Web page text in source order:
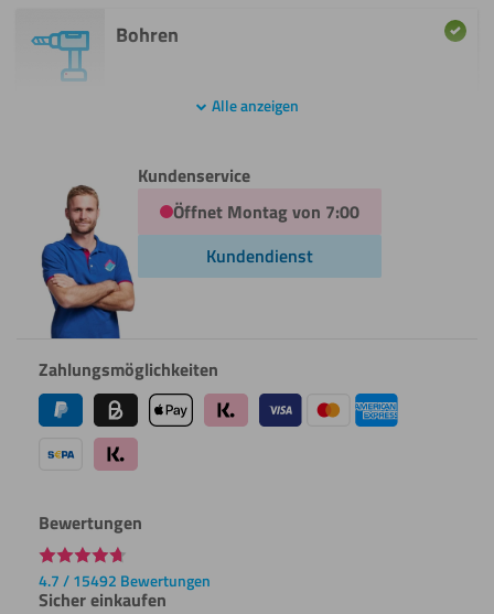
Schneiden
Schweißen
Umdrehen
schneiden
Weitere Informationen
Weitere Informationen
Biegen
(kalt)
Biegen
(warm)
Gravieren
Lasern
Bohren
Sägen
(Kreissäge)
(Stichsäge)
Schweißen
Umdrehen
Alle anzeigen
Kundenservice
Öffnet Montag von 7:00
Kundendienst
Zahlungsmöglichkeiten
Bewertungen
4.7 / 15492 Bewertungen
Sicher einkaufen